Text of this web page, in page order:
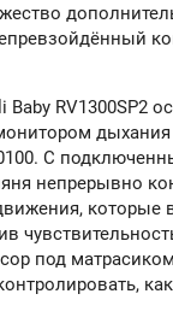
Baby RV1300SP2
С
непрерывно
под